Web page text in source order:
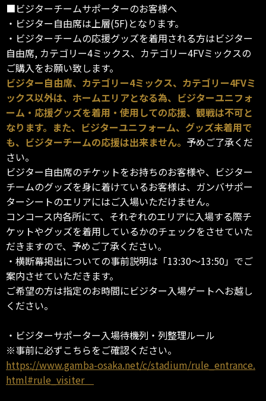
■ビジターチームサポーターのお客様へ
・ビジター自由席は上層(5F)となります。
・ビジターチームの応援グッズを着用される方はビジター
自由席, カテゴリー4ミックス、カテゴリー4FVミックスの
ご購入をお願い致します。
ビジター自由席、カテゴリー4ミックス、カテゴリー4FVミ
ックス以外は、ホームエリアとなる為、ビジターユニフォ
ーム・応援グッズを着用・使用しての応援、観戦は不可と
なります。また、ビジターユニフォーム、グッズ未着用で
も、ビジターチームの応援は出来ません。 予めご了承くだ
さい。
ビジター自由席のチケットをお持ちのお客様や、ビジター
チームのグッズを身に着けているお客様は、ガンバサポー
ターシートのエリアにはご入場いただけません。
コンコース内各所にて、それぞれのエリアに入場する際チ
ケットやグッズを着用しているかのチェックをさせていた
だきますので、予めご了承ください。
・横断幕掲出についての事前説明は「13:30～13:50」でご
案内させていただきます。
ご希望の方は指定のお時間にビジター入場ゲートへお越し
ください。
・ビジターサポーター入場待機列・列整理ルール
※事前に必ずこちらをご確認ください。
https://www.gamba-osaka.net/c/stadium/rule_entrance.
html#rule_visiter